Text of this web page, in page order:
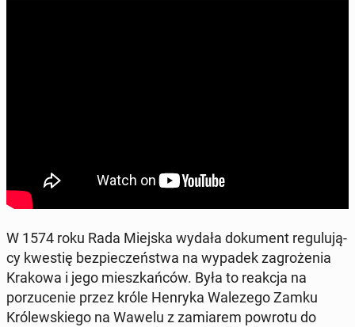
W 1574 roku Rada Miejska wydała doku­ment reg­u­lu­ją­
cy kwestię bez­pieczeńst­wa na wypadek za­groże­nia
Krakowa i jego mieszkańców. Była to reakcja na
porzuce­nie przez króle Henryka Walezego Zamku
Królewskiego na Wawelu z za­mi­arem powrotu do